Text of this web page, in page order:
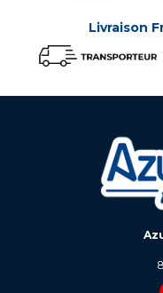
Livraison